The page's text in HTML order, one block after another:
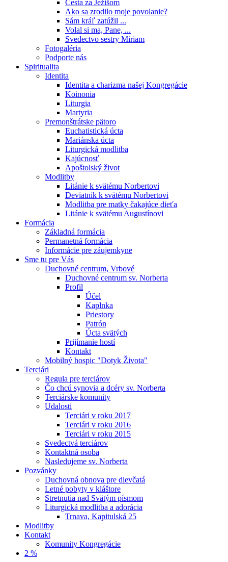
Cesta za Ježišom
Ako sa zrodilo moje povolanie?
Sám kráľ zatúžil ...
Volal si ma, Pane, ...
Svedectvo sestry Miriam
Fotogaléria
Podporte nás
Spiritualita
Identita
Identita a charizma našej Kongregácie
Koinonia
Liturgia
Martyria
Premonštrátske pätoro
Euchatistická úcta
Mariánska úcta
Liturgická modlitba
Kajúcnosť
Apoštolský život
Modlitby
Litánie k svätému Norbertovi
Deviatnik k svätému Norbertovi
Modlitba pre matky čakajúce dieťa
Litánie k svätému Augustínovi
Formácia
Základná formácia
Permanetná formácia
Informácie pre záujemkyne
Sme tu pre Vás
Duchovné centrum, Vrbové
Duchovné centrum sv. Norberta
Profil
Účel
Kaplnka
Priestory
Patrón
Úcta svätých
Prijímanie hostí
Kontakt
Mobilný hospic "Dotyk Života"
Terciári
Regula pre terciárov
Čo chcú synovia a dcéry sv. Norberta
Terciárske komunity
Udalosti
Terciári v roku 2017
Terciári v roku 2016
Terciári v roku 2015
Svedectvá terciárov
Kontaktná osoba
Nasledujeme sv. Norberta
Pozvánky
Duchovná obnova pre dievčatá
Letné pobyty v kláštore
Stretnutia nad Svätým písmom
Liturgická modlitba a adorácia
Trnava, Kapitulská 25
Modlitby
Kontakt
Komunity Kongregácie
2 %